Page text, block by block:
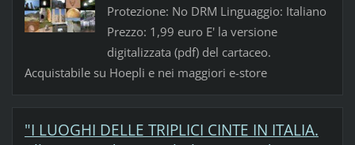
Protezione: No DRM Linguaggio: Italiano
Prezzo: 1,99 euro E' la versione
digitalizzata (pdf) del cartaceo.
Acquistabile su Hoepli e nei maggiori e-store
"I LUOGHI DELLE TRIPLICI CINTE IN ITALIA.